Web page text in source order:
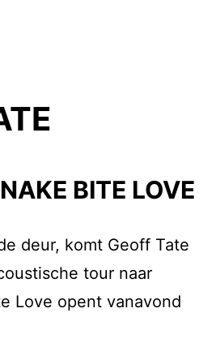
BITE LOVE
deur, komt Geoff Tate
tour naar
Love opent vanavond